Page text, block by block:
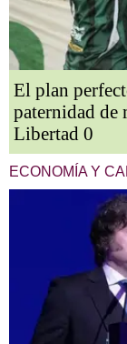
El plan
paternidad de
Libertad 0
ECONOMÍA Y